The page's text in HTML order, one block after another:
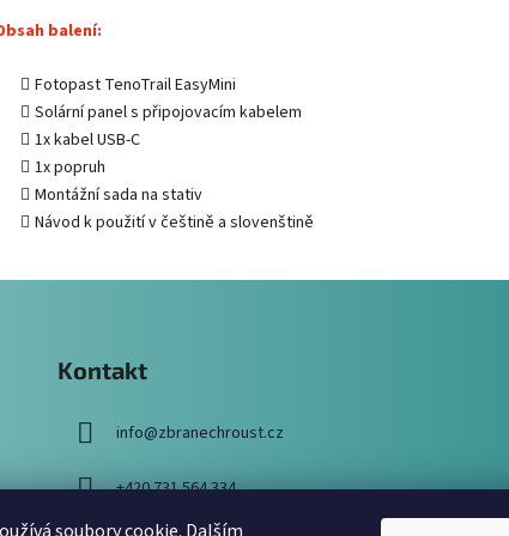
balení:
Fotopast TenoTrail EasyMini
Solární panel s připojovacím kabelem
1x kabel USB-C
1x popruh
Montážní sada na stativ
Návod k použití v češtině a slovenštině
Kontakt
info@zbranechroust.cz
+420 731 564 334